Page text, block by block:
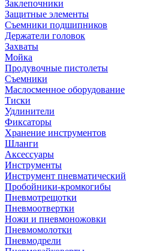
Заклепочники
Защитные элементы
Съемники подшипников
Держатели головок
Захваты
Мойка
Продувочные пистолеты
Съемники
Маслосменное оборудование
Тиски
Удлинители
Фиксаторы
Хранение инструментов
Шланги
Аксессуары
Инструменты
Инструмент пневматический
Пробойники-кромкогибы
Пневмотрещотки
Пневмоотвертки
Ножи и пневмоножовки
Пневмомолотки
Пневмодрели